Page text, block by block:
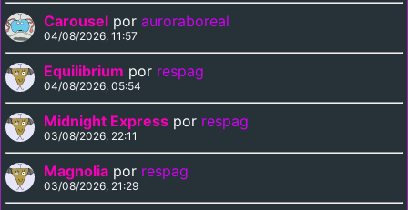
Carousel por auroraboreal
04/08/2026, 11:57
Equilibrium por respag
04/08/2026, 05:54
Midnight Express por respag
03/08/2026, 22:11
Magnolia por respag
03/08/2026, 21:29